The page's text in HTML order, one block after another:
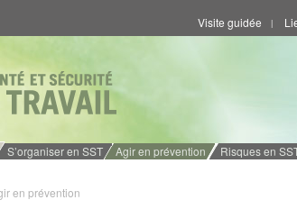
Visite guidée |
S’organiser en SST Agir en prévention Risques en
en prévention